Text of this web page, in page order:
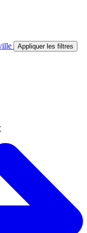
Appliquer les filtres